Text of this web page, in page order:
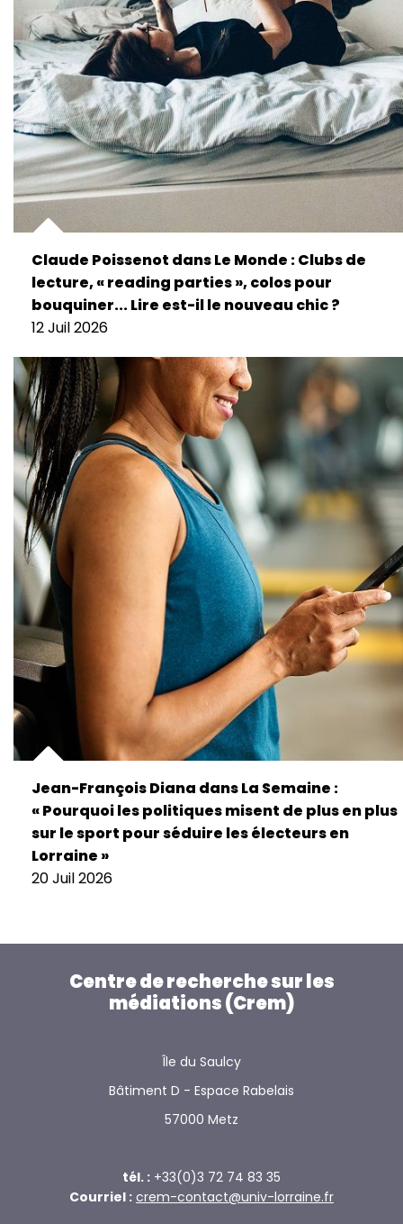
Claude Poissenot dans Le Monde : Clubs de
lecture, « reading parties », colos pour
bouquiner... Lire est-il le nouveau chic ?
12 Juil 2026
Jean-François Diana dans La Semaine :
« Pourquoi les politiques misent de plus en plus
sur le sport pour séduire les électeurs en
Lorraine »
20 Juil 2026
Centre de recherche sur les
médiations (Crem)
Île du Saulcy
Bâtiment D - Espace Rabelais
57000 Metz
tél. : +33(0)3 72 74 83 35
Courriel : crem-contact@univ-lorraine.fr